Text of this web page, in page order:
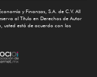
y Finanzas, S.A. de C.V. All
al Título en Derechos de Autor
está de acuerdo con los